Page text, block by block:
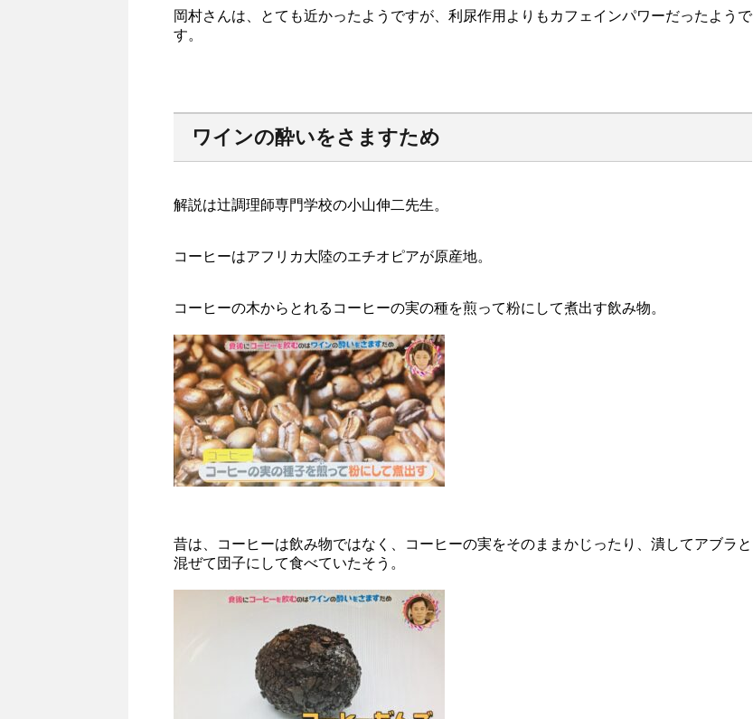
岡村さんは、とても近かったようですが、利尿作用よりもカフェインパワーだったようで
す。
ワインの酔いをさますため
解説は辻調理師専門学校の小山伸二先生。
コーヒーはアフリカ大陸のエチオピアが原産地。
コーヒーの木からとれるコーヒーの実の種を煎って粉にして煮出す飲み物。
昔は、コーヒーは飲み物ではなく、コーヒーの実をそのままかじったり、潰してアブラと
混ぜて団子にして食べていたそう。